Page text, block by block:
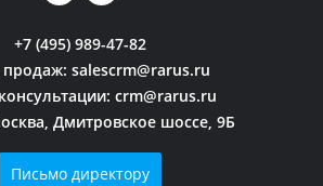
+7 (495) 989-47-82
salescrm@rarus.ru
crm@rarus.ru
Дмитровское шоссе, 9Б
Письмо директору